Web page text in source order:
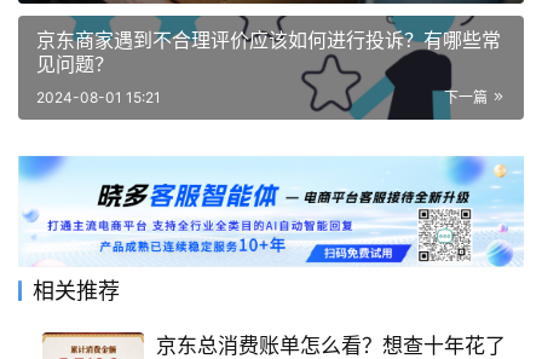
京东商家遇到不合理评价应该如何进行投诉？有哪些常
见问题？
下一篇
2024-08-01 15:21
相关推荐
京东总消费账单怎么看？想查十年花了